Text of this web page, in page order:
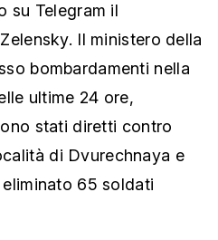
su Telegram il
Il ministero della
bombardamenti nella
ultime 24 ore,
stati diretti contro
di Dvurechnaya e
65 soldati